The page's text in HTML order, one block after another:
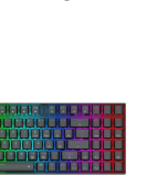
طراحی 98 کلید